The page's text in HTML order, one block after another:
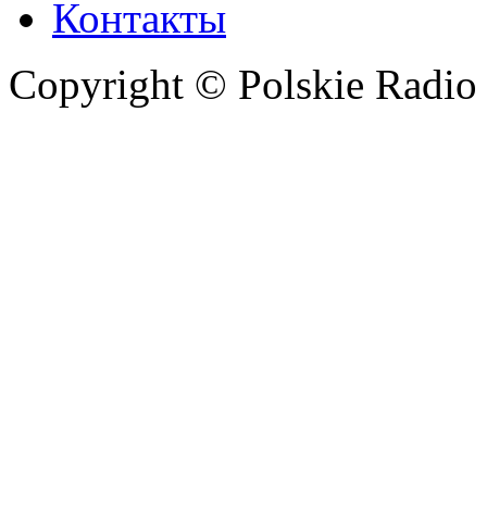
Контакты
Copyright © Polskie